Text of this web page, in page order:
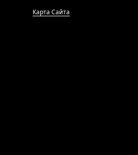
Карта Сайта